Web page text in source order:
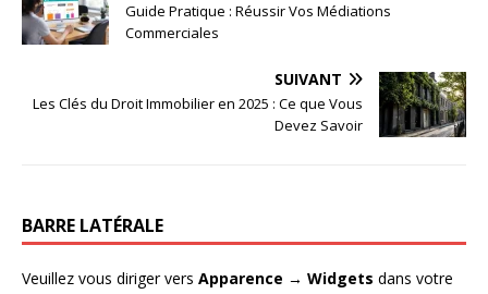
Guide Pratique : Réussir Vos Médiations
Commerciales
SUIVANT
Les Clés du Droit Immobilier en 2025 : Ce que Vous
Devez Savoir
BARRE LATÉRALE
Veuillez vous diriger vers Apparence → Widgets dans votre